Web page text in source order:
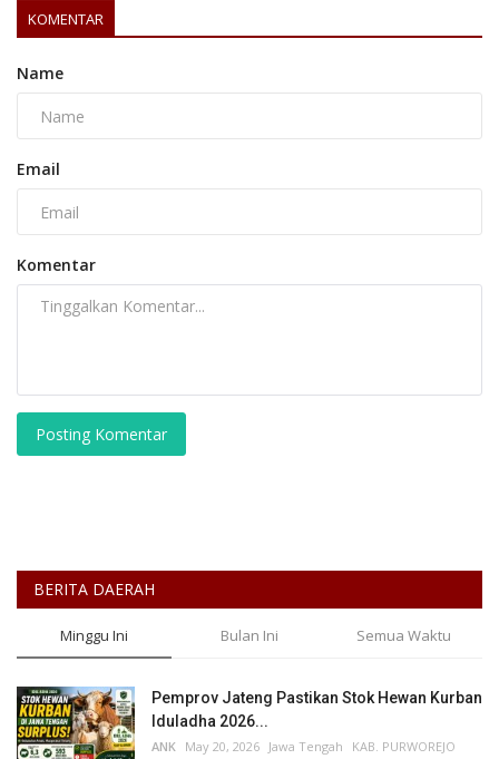
KOMENTAR
Name
Email
Komentar
Posting Komentar
BERITA DAERAH
Minggu Ini Bulan Ini Semua Waktu
Pemprov Jateng Pastikan Stok Hewan Kurban
Iduladha 2026...
ANK May 20, 2026 Jawa Tengah
KAB. PURWOREJO